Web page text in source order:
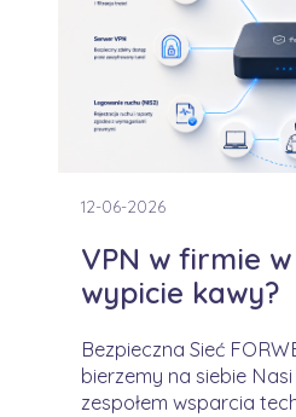
12-06-2026
VPN w firmie
wypicie kawy?
Bezpieczna Sieć
bierzemy na siebie
zespołem wsparcia